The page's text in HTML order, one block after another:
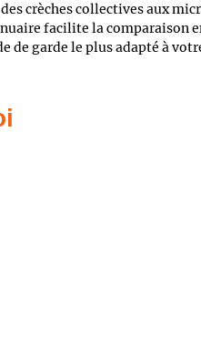
crèches collectives aux
facilite la comparaison
de garde le plus adapté à